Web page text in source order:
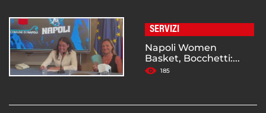
SERVIZI
Napoli Women
Basket, Bocchetti:...
185